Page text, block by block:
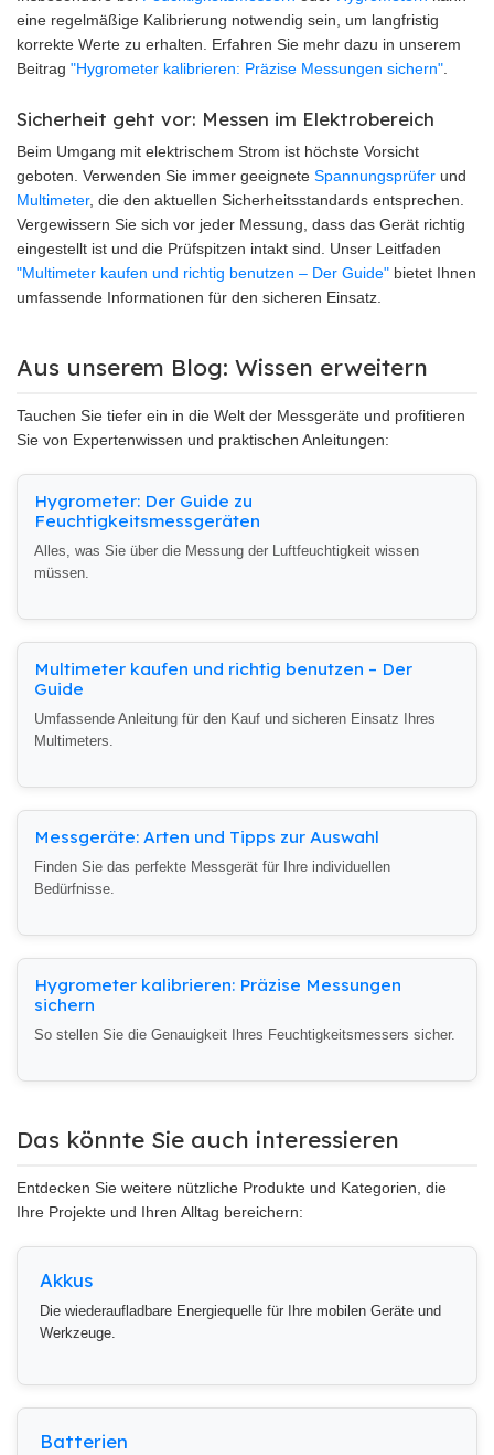
eine regelmäßige Kalibrierung notwendig sein, um langfristig
korrekte Werte zu erhalten. Erfahren Sie mehr dazu in unserem
Beitrag "Hygrometer kalibrieren: Präzise Messungen sichern"
Sicherheit geht vor: Messen im Elektrobereich
Beim Umgang mit elektrischem Strom ist höchste Vorsicht
geboten. Verwenden Sie immer geeignete Spannungsprüfer und
Multimeter, die den aktuellen Sicherheitsstandards entsprechen.
Vergewissern Sie sich vor jeder Messung, dass das Gerät richtig
eingestellt ist und die Prüfspitzen intakt sind. Unser Leitfaden
"Multimeter kaufen und richtig benutzen – Der Guide" bietet Ihnen
umfassende Informationen für den sicheren Einsatz.
Aus unserem Blog: Wissen erweitern
Tauchen Sie tiefer ein in die Welt der Messgeräte und profitieren
Sie von Expertenwissen und praktischen Anleitungen:
Hygrometer: Der Guide zu
Feuchtigkeitsmessgeräten
Alles, was Sie über die Messung der Luftfeuchtigkeit wissen
müssen.
Multimeter kaufen und richtig benutzen – Der
Guide
Umfassende Anleitung für den Kauf und sicheren Einsatz Ihres
Multimeters.
Messgeräte: Arten und Tipps zur Auswahl
Finden Sie das perfekte Messgerät für Ihre individuellen
Bedürfnisse.
Hygrometer kalibrieren: Präzise Messungen
sichern
So stellen Sie die Genauigkeit Ihres Feuchtigkeitsmessers sicher.
Das könnte Sie auch interessieren
Entdecken Sie weitere nützliche Produkte und Kategorien, die
Ihre Projekte und Ihren Alltag bereichern:
Akkus
Die wiederaufladbare Energiequelle für Ihre mobilen Geräte und
Werkzeuge.
Batterien